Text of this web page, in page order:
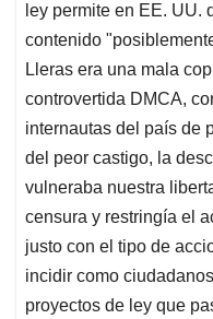
ley permite en EE. UU.
contenido
Lleras era una mala
controvertida DMCA,
internautas del país de
del peor castigo, la
vulneraba nuestra
censura y restringía el
justo con el tipo de
incidir como
proyectos de ley que